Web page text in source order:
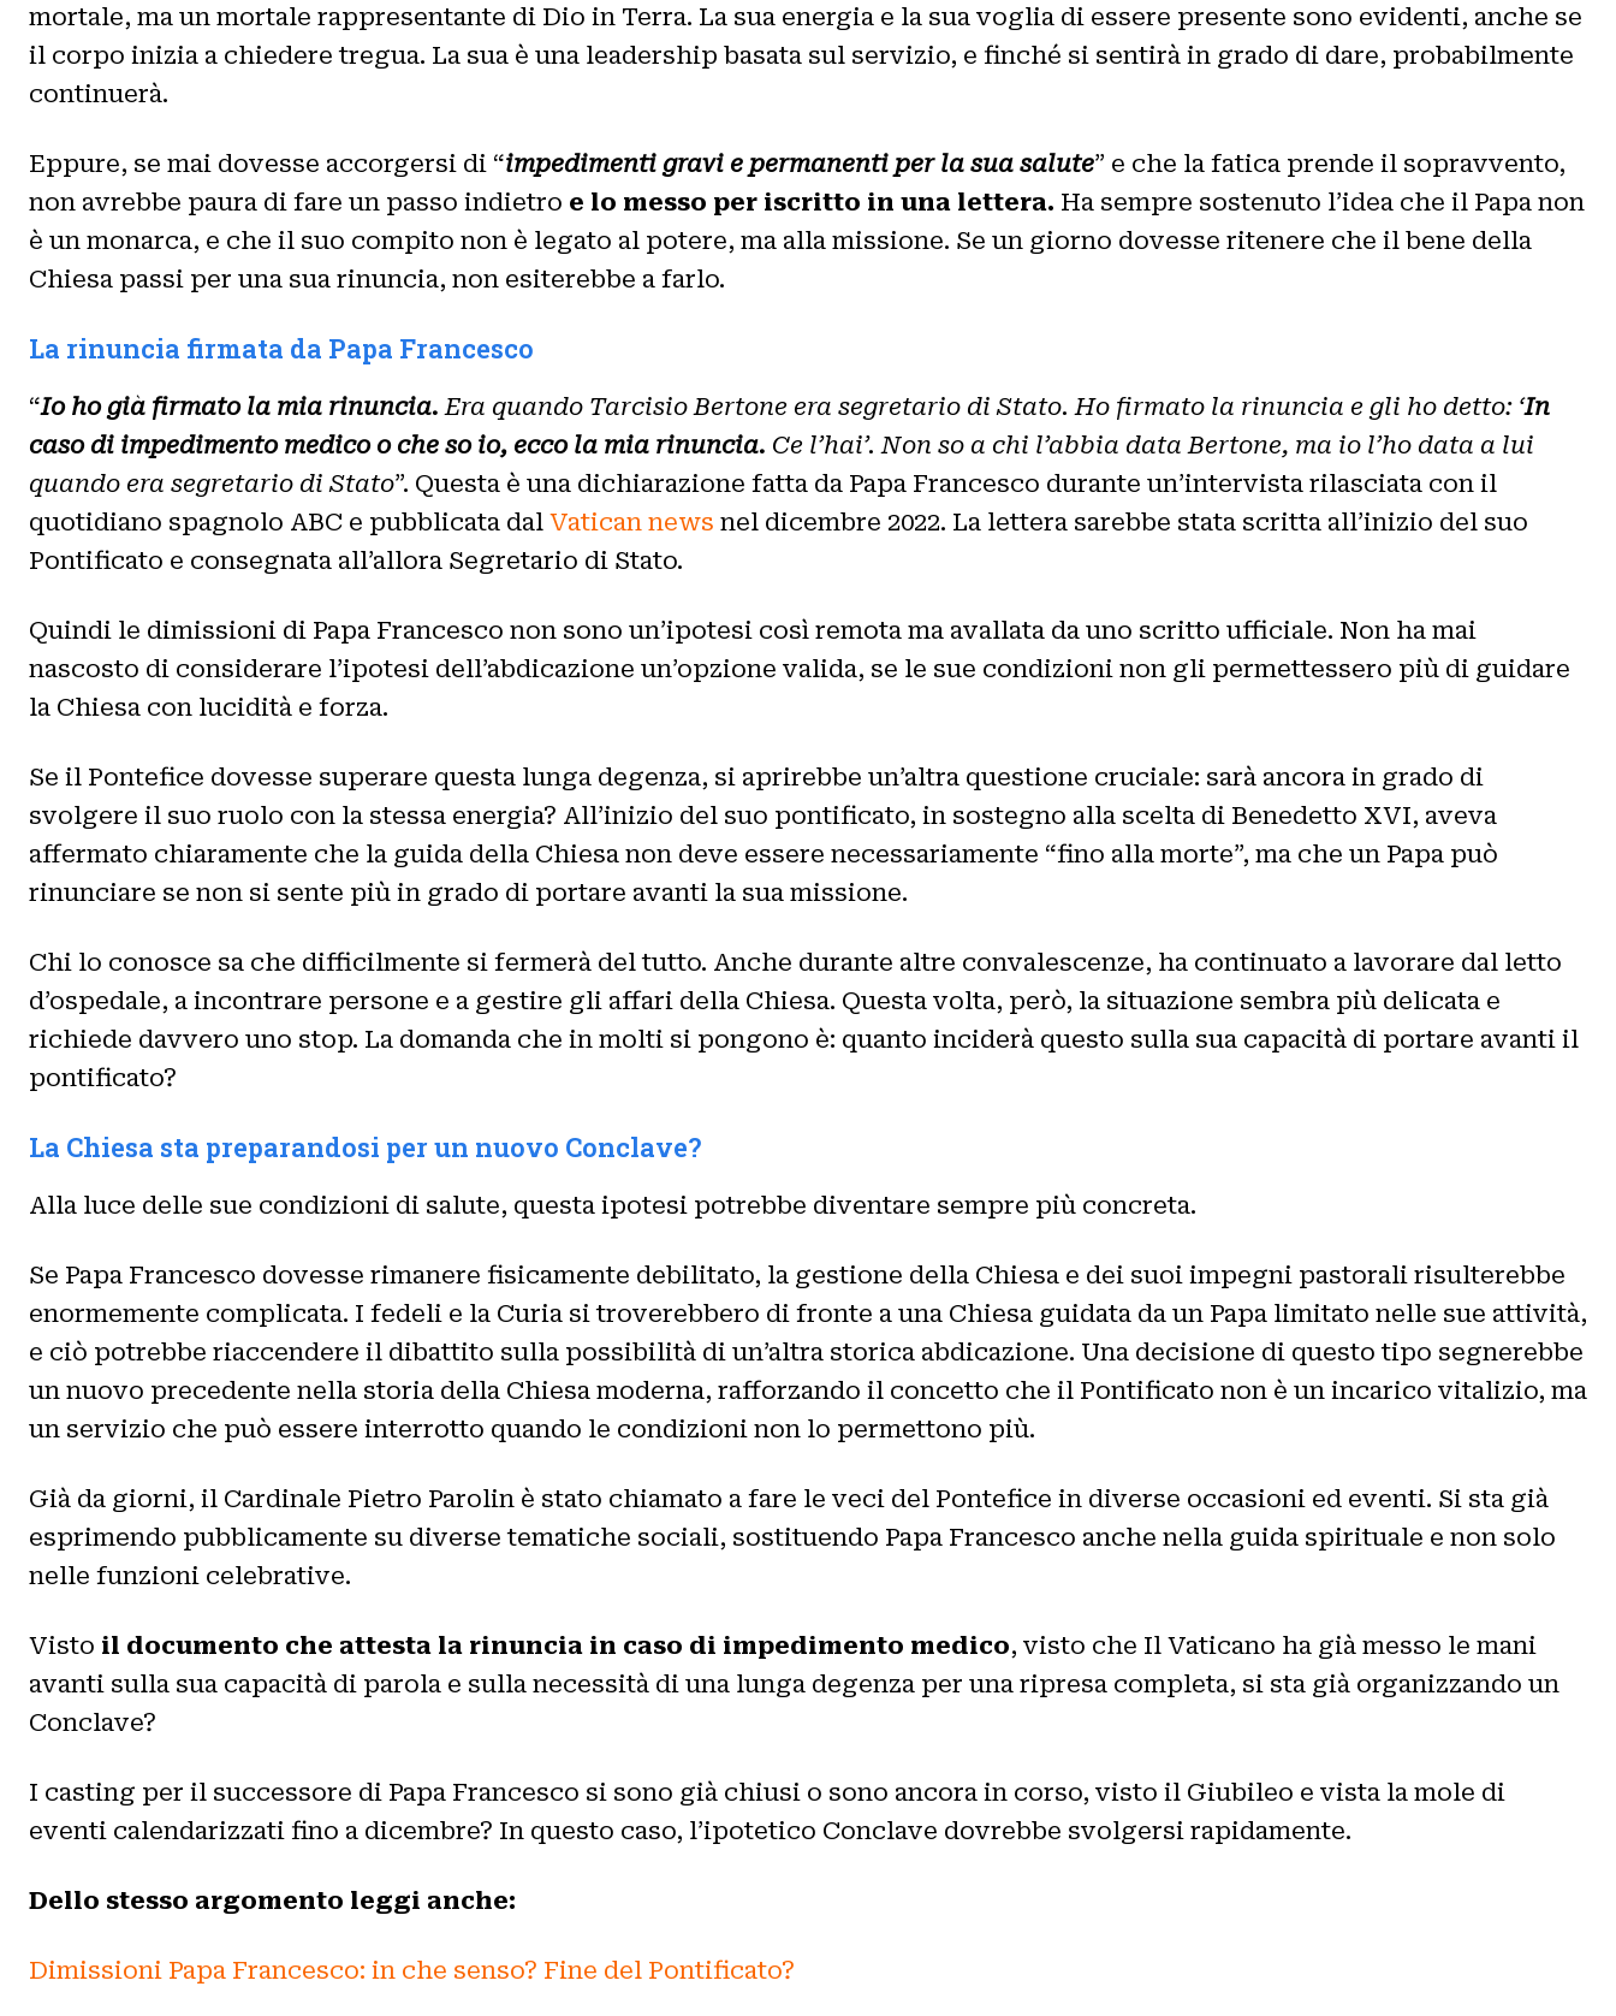
mortale, ma un mortale rappresentante di Dio in Terra. La sua energia e la sua voglia di essere presente sono evidenti, anche se
il corpo inizia a chiedere tregua. La sua è una leadership basata sul servizio, e finché si sentirà in grado di dare, probabilmente
continuerà.
Eppure, se mai dovesse accorgersi di “impedimenti gravi e permanenti per la sua salute” e che la fatica prende il sopravvento,
non avrebbe paura di fare un passo indietro e lo messo per iscritto in una lettera. Ha sempre sostenuto l’idea che il Papa non
è un monarca, e che il suo compito non è legato al potere, ma alla missione. Se un giorno dovesse ritenere che il bene della
Chiesa passi per una sua rinuncia, non esiterebbe a farlo.
La rinuncia firmata da Papa Francesco
“Io ho già firmato la mia rinuncia. Era quando Tarcisio Bertone era segretario di Stato. Ho firmato la rinuncia e gli ho detto: ‘In
caso di impedimento medico o che so io, ecco la mia rinuncia. Ce l’hai’. Non so a chi l’abbia data Bertone, ma io l’ho data a lui
quando era segretario di Stato”. Questa è una dichiarazione fatta da Papa Francesco durante un’intervista rilasciata con il
quotidiano spagnolo ABC e pubblicata dal Vatican news nel dicembre 2022. La lettera sarebbe stata scritta all’inizio del suo
Pontificato e consegnata all’allora Segretario di Stato.
Quindi le dimissioni di Papa Francesco non sono un’ipotesi così remota ma avallata da uno scritto ufficiale. Non ha mai
nascosto di considerare l’ipotesi dell’abdicazione un’opzione valida, se le sue condizioni non gli permettessero più di guidare
la Chiesa con lucidità e forza.
Se il Pontefice dovesse superare questa lunga degenza, si aprirebbe un’altra questione cruciale: sarà ancora in grado di
svolgere il suo ruolo con la stessa energia? All’inizio del suo pontificato, in sostegno alla scelta di Benedetto XVI, aveva
affermato chiaramente che la guida della Chiesa non deve essere necessariamente “fino alla morte”, ma che un Papa può
rinunciare se non si sente più in grado di portare avanti la sua missione.
Chi lo conosce sa che difficilmente si fermerà del tutto. Anche durante altre convalescenze, ha continuato a lavorare dal letto
d’ospedale, a incontrare persone e a gestire gli affari della Chiesa. Questa volta, però, la situazione sembra più delicata e
richiede davvero uno stop. La domanda che in molti si pongono è: quanto inciderà questo sulla sua capacità di portare avanti il
pontificato?
La Chiesa sta preparandosi per un nuovo Conclave?
Alla luce delle sue condizioni di salute, questa ipotesi potrebbe diventare sempre più concreta.
Se Papa Francesco dovesse rimanere fisicamente debilitato, la gestione della Chiesa e dei suoi impegni pastorali risulterebbe
enormemente complicata. I fedeli e la Curia si troverebbero di fronte a una Chiesa guidata da un Papa limitato nelle sue attività,
e ciò potrebbe riaccendere il dibattito sulla possibilità di un’altra storica abdicazione. Una decisione di questo tipo segnerebbe
un nuovo precedente nella storia della Chiesa moderna, rafforzando il concetto che il Pontificato non è un incarico vitalizio, ma
un servizio che può essere interrotto quando le condizioni non lo permettono più.
Già da giorni, il Cardinale Pietro Parolin è stato chiamato a fare le veci del Pontefice in diverse occasioni ed eventi. Si sta già
esprimendo pubblicamente su diverse tematiche sociali, sostituendo Papa Francesco anche nella guida spirituale e non solo
nelle funzioni celebrative.
Visto il documento che attesta la rinuncia in caso di impedimento medico, visto che Il Vaticano ha già messo le mani
avanti sulla sua capacità di parola e sulla necessità di una lunga degenza per una ripresa completa, si sta già organizzando un
Conclave?
I casting per il successore di Papa Francesco si sono già chiusi o sono ancora in corso, visto il Giubileo e vista la mole di
eventi calendarizzati fino a dicembre? In questo caso, l’ipotetico Conclave dovrebbe svolgersi rapidamente.
Dello stesso argomento leggi anche:
Dimissioni Papa Francesco: in che senso? Fine del Pontificato?